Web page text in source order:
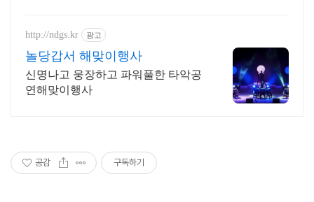
http://ndgs.kr 광고
놀당갑서 해맞이행사
신명나고 웅장하고 파워풀한 타악공
연해맞이행사
공감 구독하기